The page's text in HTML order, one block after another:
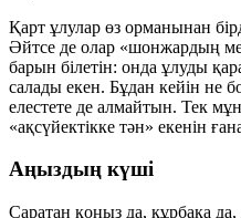
Қарт ұлулар өз орманынан
Әйтсе де олар «шонжардың
барын білетін: онда ұлуды
салады екен. Бұдан кейін не
елестете де алмайтын. Тек
«ақсүйектікке тән» екенін
Аңыздың күші
Саратан қоңыз да, құрбақа